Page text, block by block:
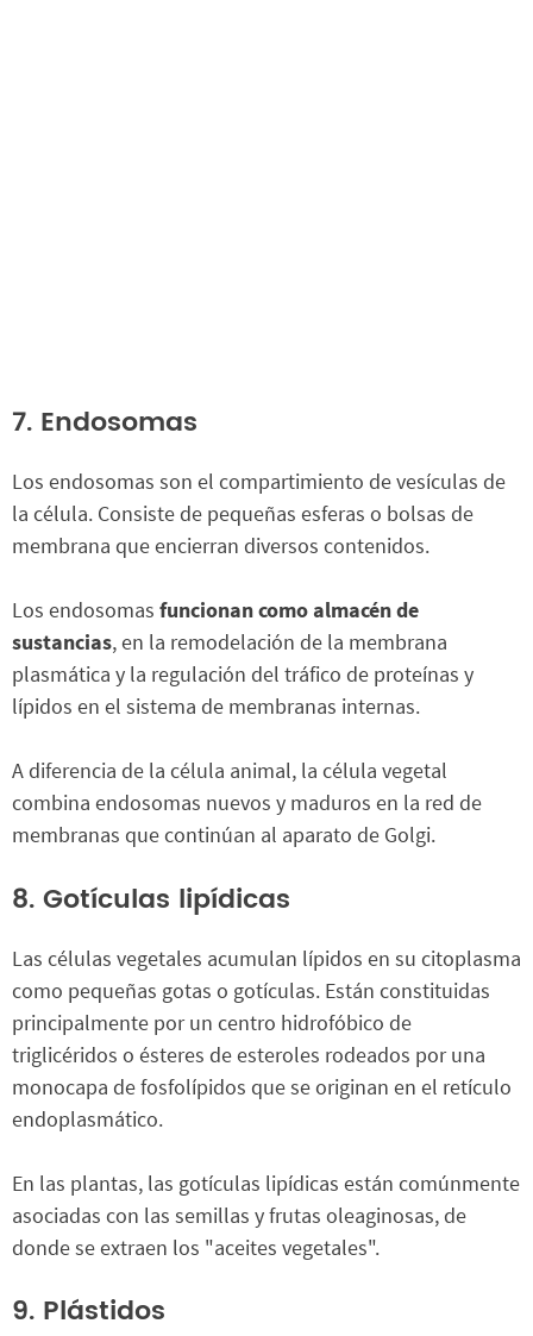
7. Endosomas
Los endosomas son el compartimiento de vesículas de
la célula. Consiste de pequeñas esferas o bolsas de
membrana que encierran diversos contenidos.
Los endosomas funcionan como almacén de
sustancias, en la remodelación de la membrana
plasmática y la regulación del tráfico de proteínas y
lípidos en el sistema de membranas internas.
A diferencia de la célula animal, la célula vegetal
combina endosomas nuevos y maduros en la red de
membranas que continúan al aparato de Golgi.
8. Gotículas lipídicas
Las células vegetales acumulan lípidos en su citoplasma
como pequeñas gotas o gotículas. Están constituidas
principalmente por un centro hidrofóbico de
triglicéridos o ésteres de esteroles rodeados por una
monocapa de fosfolípidos que se originan en el retículo
endoplasmático.
En las plantas, las gotículas lipídicas están comúnmente
asociadas con las semillas y frutas oleaginosas, de
donde se extraen los "aceites vegetales".
9. Plástidos